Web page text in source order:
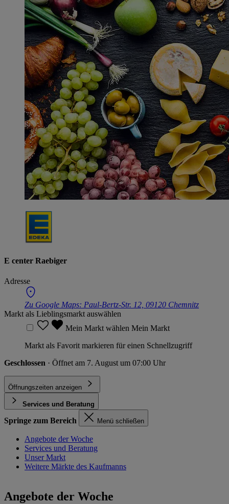
E center Raebiger
Adresse
Zu Google Maps: Paul-Bertz-Str. 12, 09120 Chemnitz
Markt als Lieblingsmarkt auswählen
Mein Markt wählen Mein Markt
Markt als Favorit markieren für einen Schnellzugriff
Geschlossen · Öffnet am 7. August um 07:00 Uhr
Öffnungszeiten anzeigen
Services und Beratung
Springe zum Bereich Menü schließen
Angebote der Woche
Services und Beratung
Unser Markt
Weitere Märkte des Kaufmanns
Angebote der Woche